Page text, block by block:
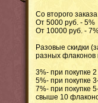
Со второго
От 5000 руб. - 5%
От 10000 руб. -
Разовые скидки
разных флаконов
3%- при покупке
5%- при покупке
7%- при покупке
свыше 10